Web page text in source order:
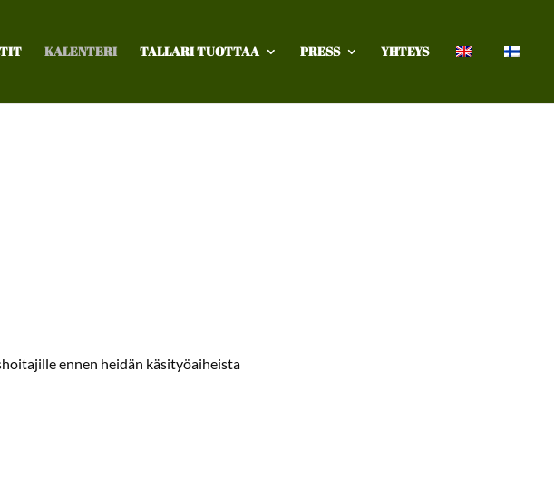
KALENTERI TALLARI TUOTTAA PRESS YHTEYS
ennen heidän käsityöaiheista